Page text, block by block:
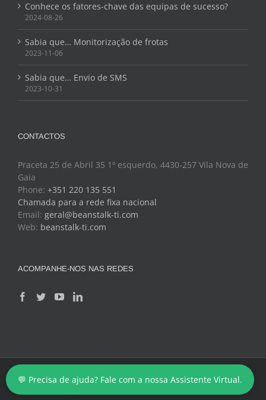
Conhece os fatores-chave das equipas de sucesso?
2024-08-26
Sabia que… Monitorização de frotas
2023-11-06
Sabia que… Envio de SMS
2023-10-31
CONTACTOS
Praceta 25 de Abril 35 1º esquerdo, 4430-257 Vila Nova de
Gaia
Phone: +351 220 135 551
Chamada para a rede fixa nacional
Email: geral@beanstalk-ti.com
Web: beanstalk-ti.com
ACOMPANHE-NOS NAS REDES
Copyright 2024 - BeanStalk - Tecnologias de Informação
Facebook
TwitterYouTubeLinkedIn
💬 Precisa de ajuda? Fale com a nossa Assistente Virtual.